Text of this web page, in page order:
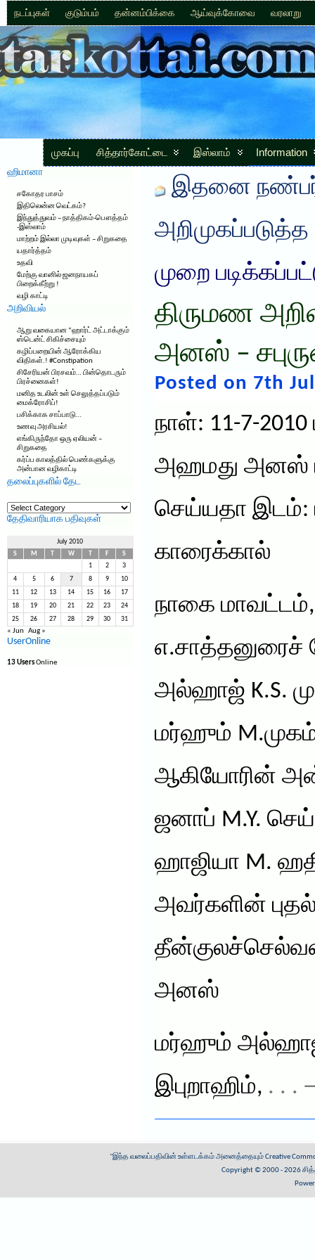
நடப்புகள் குடும்பம் தன்னம்பிக்கை ஆய்வுக்கோவை வரலாறு
முகப்பு சித்தார்கோட்டை இஸ்லாம் Information
ஹிமானா
சகோதர பாசம்
இதிலென்ன வெட்கம்?
இந்துத்துவம் – நாத்திகம்-பௌத்தம்
-இஸ்லாம்
மாற்றம் இல்லா முடிவுகள் – சிறுகதை
யதார்த்தம்
உதவி
மேற்கு வானில் ஜனநாயகப்
பிறைக்கீற்று !
வழி காட்டி
அறிவியல்
ஆறு வகையான “ஹார்ட் அட்டாக்கும்
ஸ்டென்ட் சிகிச்சையும்
கழிப்பறையின் ஆரோக்கிய
விதிகள்.! #Constipation
சிசேரியன் பிரசவம்… பின்தொடரும்
பிரச்னைகள்!
மனித உடலின் உள் செலுத்தப்படும்
மைக்ரோசிப்!
பசிக்காக சாப்பாடு…
உணவு அரசியல்!
எங்கிருந்தோ ஒரு ஏலியன் –
சிறுகதை
கர்ப்ப காலத்தில் பெண்களுக்கு
அன்பான வழிகாட்டி
தலைப்புகளில் தேட
தலைப்புகளில்
தேட
தேதிவாரியாக பதிவுகள்
July 2010
S
M W F
S
1
2 3
4 5 6 7 8 9 10
11 12 13 14 15 16 17
18 19 20 21 22 23 24
25 26 27 28 29 30 31
« Jun Aug »
UserOnline
13 UsersOnline
இதனை
அறிமுகப்படுத்த
முறை
திருமண
அனஸ் –
Posted on 7th
நாள்: 11-7-
அஹமது அனஸ்
செய்யதா இடம்:
காரைக்கால்
நாகை மாவட்டம்,
எ.சாத்தனுரைச்
அல்ஹாஜ் K.S.
மர்ஹும்
ஆகியோரின்
ஜனாப் M.Y.
ஹாஜியா M.
அவர்களின்
அனஸ்
மர்ஹும்
இபுறாஹிம், . . .
"இந்த வலைப்பதிவின் உள்ளடக்கம் அனைத்தையும்Creative
Copyright © 2000 - 2026